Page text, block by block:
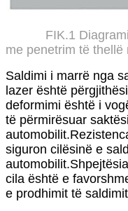
FIK.1
me penetrim të thellë
Saldimi i marrë nga
lazer është
deformimi është i
të përmirësuar
siguron cilësinë e
cila është e
e prodhimit të